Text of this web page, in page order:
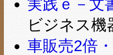
実践ｅ－文
ビジネス機
車販売2倍